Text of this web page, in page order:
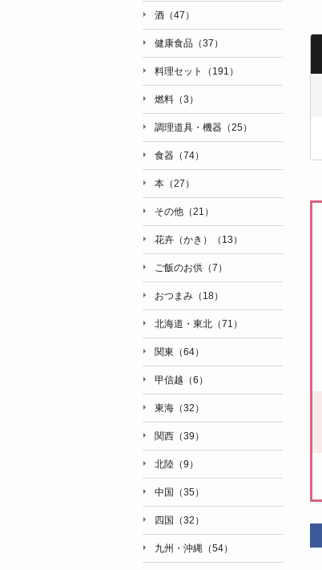
酒（47）
健康食品（37）
料理セット（191）
燃料（3）
調理道具・機器（25）
食器（74）
本（27）
その他（21）
花卉（かき）（13）
ご飯のお供（7）
おつまみ（18）
北海道・東北（71）
関東（64）
甲信越（6）
東海（32）
関西（39）
北陸（9）
中国（35）
四国（32）
九州・沖縄（54）